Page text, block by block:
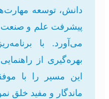
دانش، توسعه
پیشرفت علم و صنعت
می‌آورد. با
بهره‌گیری از
این مسیر را با
ماندگار و مفید خلق